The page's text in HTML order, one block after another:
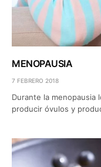
MENOPAUSIA
7 FEBRERO 2018
Durante la menopausia
producir óvulos y